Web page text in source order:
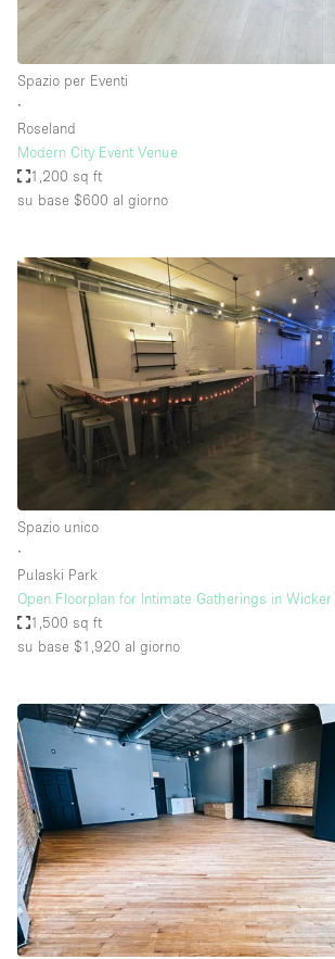
Spazio per Eventi
∙
Roseland
Modern City Event Venue
1,200 sq ft
su base $600 al giorno
Spazio unico
∙
Pulaski Park
Open Floorplan for Intimate Gatherings in Wicker
1,500 sq ft
su base $1,920 al giorno